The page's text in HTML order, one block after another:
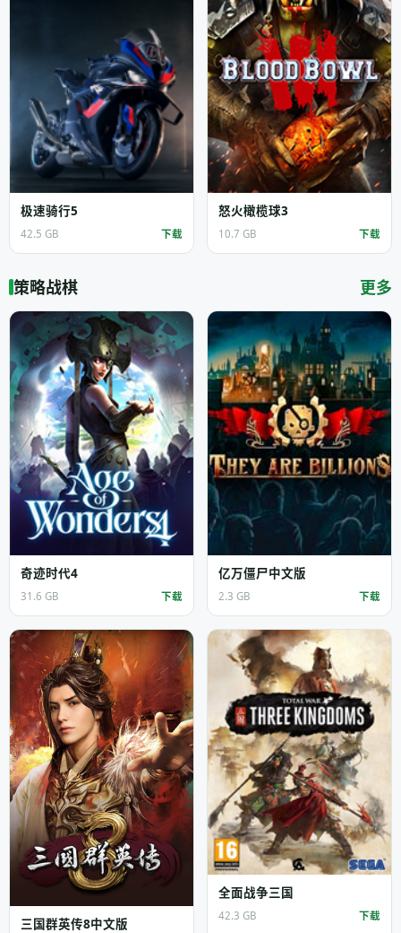
极速骑行5
42.5 GB 下载
怒火橄榄球3
10.7 GB 下载
策略战棋 更多
奇迹时代4
31.6 GB 下载
亿万僵尸中文版
2.3 GB 下载
三国群英传8中文版
全面战争三国
42.3 GB 下载